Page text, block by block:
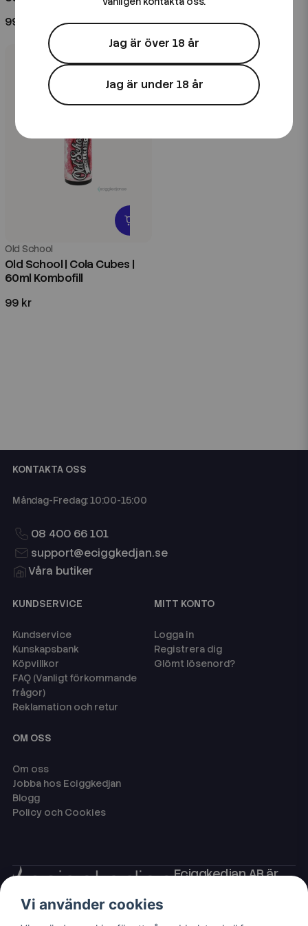
99 kr
99 kr
Old School
Old School | Cola Cubes |
60ml Kombofill
99 kr
Jag är över 18 år
Jag är under 18 år
KONTAKTA OSS
Måndag-Fredag: 10:00-15:00
08 400 66 101
support@eciggkedjan.se
Våra butiker
KUNDSERVICE
Kundservice
Kunskapsbank
Köpvillkor
FAQ (Vanligt förkommande
frågor)
Reklamation och retur
MITT KONTO
Logga in
Registrera dig
Glömt lösenord?
OM OSS
Om oss
Jobba hos Eciggkedjan
Blogg
Policy och Cookies
Eciggkedjan AB är
som engångsvape,
Vi använder cookies